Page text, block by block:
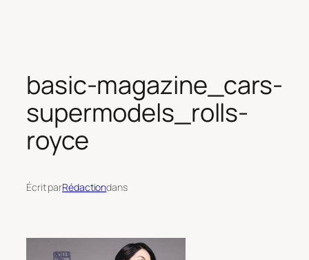
basic-magazine_cars-
supermodels_rolls-
royce
Écrit parRédactiondans